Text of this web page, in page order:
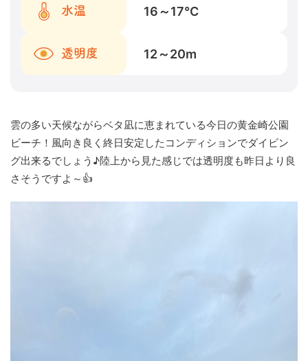
水温 16～17℃
透明度 12～20m
雲の多い天候ながらベタ凪に恵まれている今日の黄金崎公園
ビーチ！風向き良く終日安定したコンディションでダイビン
グ出来るでしょう♪陸上から見た感じでは透明度も昨日より良
さそうですよ～👍